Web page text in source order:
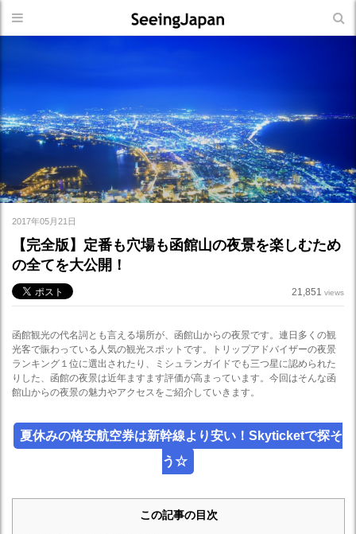
2017年05月21日
【完全版】定番も穴場も函館山の夜景を楽しむため
の全てを大公開！
21,851 views
函館観光の代名詞とも言える場所が、函館山からの夜景です。連日多くの観
光客で賑わっている人気の観光スポットです。トリップアドバイザーの夜景
ランキング１位に選出されたり、ミシュランガイドでも三つ星に認められた
りした、函館の夜景は近年ますます評価が高まっています。今回はそんな函
館山からの夜景の魅力やアクセスをご紹介していきます。
夏休みの格安航空券は新幹線より安い！Skyticketで探そ
う☆
この記事の目次